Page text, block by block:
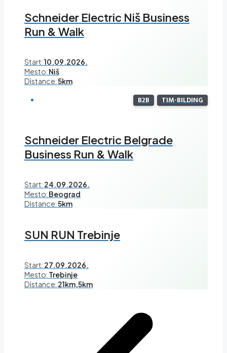
Schneider Electric Niš Business
Run & Walk
Start:10.09.2026.
Mesto: Niš
Distance:5km
B2B TIM-BILDING
Schneider Electric Belgrade
Business Run & Walk
Start: 24.09.2026.
Mesto: Beograd
Distance:5km
SUN RUN Trebinje
Start: 27.09.2026.
Mesto: Trebinje
Distance: 21km,5km